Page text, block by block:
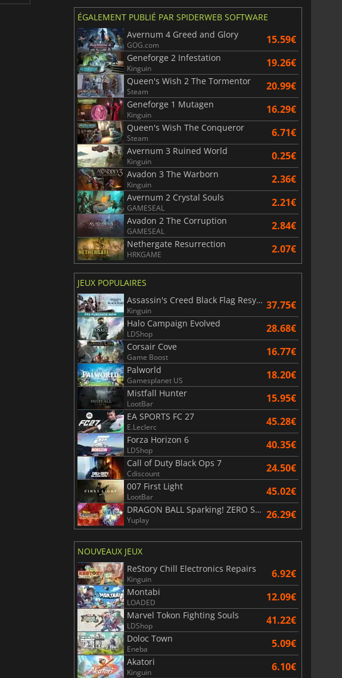
ÉGALEMENT PUBLIÉ PAR SPIDERWEB SOFTWARE
Avernum 4 Greed and Glory
GOG.com 15.59€
Geneforge 2 Infestation
Kinguin 19.26€
Queen's Wish 2 The Tormentor
Steam 20.99€
Geneforge 1 Mutagen
Kinguin 16.29€
Queen's Wish The Conqueror
Steam 6.71€
Avernum 3 Ruined World
Kinguin 0.25€
Avadon 3 The Warborn
Kinguin 2.36€
Avernum 2 Crystal Souls
GAMESEAL 2.21€
Avadon 2 The Corruption
GAMESEAL 2.84€
Nethergate Resurrection
HRKGAME 2.07€
JEUX POPULAIRES
Assassin's Creed Black Flag Resynced
Kinguin 37.75€
Halo Campaign Evolved
LDShop 28.68€
Corsair Cove
Game Boost 16.77€
Palworld
Gamesplanet US 18.20€
Mistfall Hunter
LootBar 15.95€
EA SPORTS FC 27
E.Leclerc 45.28€
Forza Horizon 6
LDShop 40.35€
Call of Duty Black Ops 7
Cdiscount 24.50€
007 First Light
LootBar 45.02€
DRAGON BALL Sparking! ZERO Super Limit Breaking NEO
Yuplay 26.29€
NOUVEAUX JEUX
ReStory Chill Electronics Repairs
Kinguin 6.92€
Montabi
LOADED 12.09€
Marvel Tokon Fighting Souls
LDShop 41.22€
Doloc Town
Eneba 5.09€
Akatori
Kinguin 6.10€